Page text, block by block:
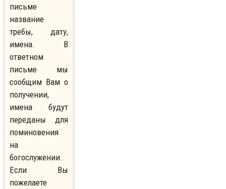
письме
название
требы, дату,
имена. В
ответном
письме мы
сообщим Вам о
получении,
имена будут
переданы для
поминовения
на
богослужении.
Если Вы
пожелаете